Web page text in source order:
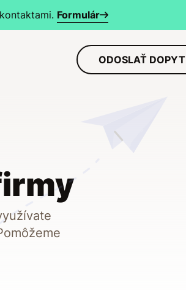
Formulár
ODOSLAŤ DOPYT